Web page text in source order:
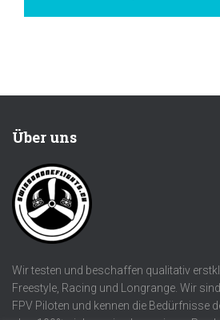
Über uns
Wir testen und beschaffen qualitativ
Freestyle, Racing und Longrange. Wir
FPV Piloten und kennen die Bedürfnisse